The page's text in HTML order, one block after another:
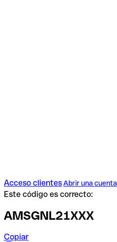
Acceso clientesAbrir una cuenta
Este código es correcto:
AMSGNL21XXX
Copiar